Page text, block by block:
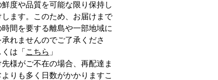
度や品質を可能な限り保持し
します。このため、お届けまで
時間を要する離島や一部地域に
承れませんのでご了承くださ
は「 こちら 」
様がご不在の場合、再配達ま
りも多く日数がかかりますこ